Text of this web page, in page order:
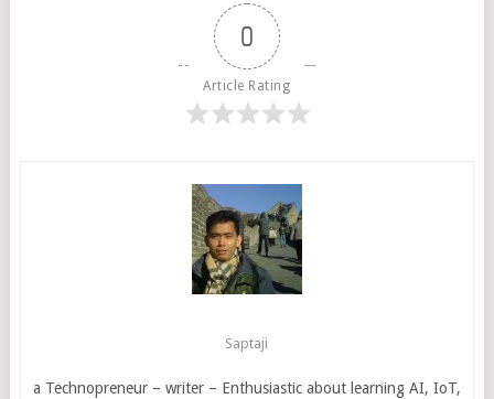
0
Article Rating
Saptaji
a Technopreneur – writer – Enthusiastic about learning AI, IoT,